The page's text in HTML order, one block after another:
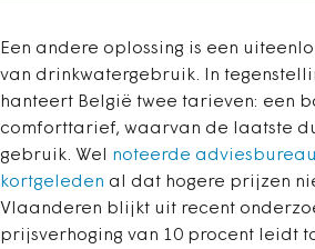
Een andere oplossing is een
van drinkwatergebruik. In
hanteert België twee tarieven: een
comforttarief, waarvan de laatste
gebruik. Wel noteerde
kortgeleden al dat hogere prijzen
Vlaanderen blijkt uit recent
prijsverhoging van 10 procent leidt